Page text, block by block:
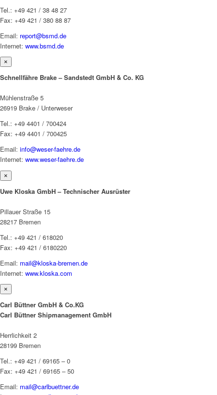
Tel.: +49 421 / 38 48 27
Fax: +49 421 / 380 88 87
Email: report@bsmd.de
Internet: www.bsmd.de
×
Schnellfähre Brake – Sandstedt GmbH & Co. KG
Mühlenstraße 5
26919 Brake / Unterweser
Tel.: +49 4401 / 700424
Fax: +49 4401 / 700425
Email: info@weser-faehre.de
Internet: www.weser-faehre.de
×
Uwe Kloska GmbH – Technischer Ausrüster
Pillauer Straße 15
28217 Bremen
Tel.: +49 421 / 618020
Fax: +49 421 / 6180220
Email: mail@kloska-bremen.de
Internet: www.kloska.com
×
Carl Büttner GmbH & Co.KG
Carl Büttner Shipmanagement GmbH
Herrlichkeit 2
28199 Bremen
Tel.: +49 421 / 69165 – 0
Fax: +49 421 / 69165 – 50
Email: mail@carlbuettner.de